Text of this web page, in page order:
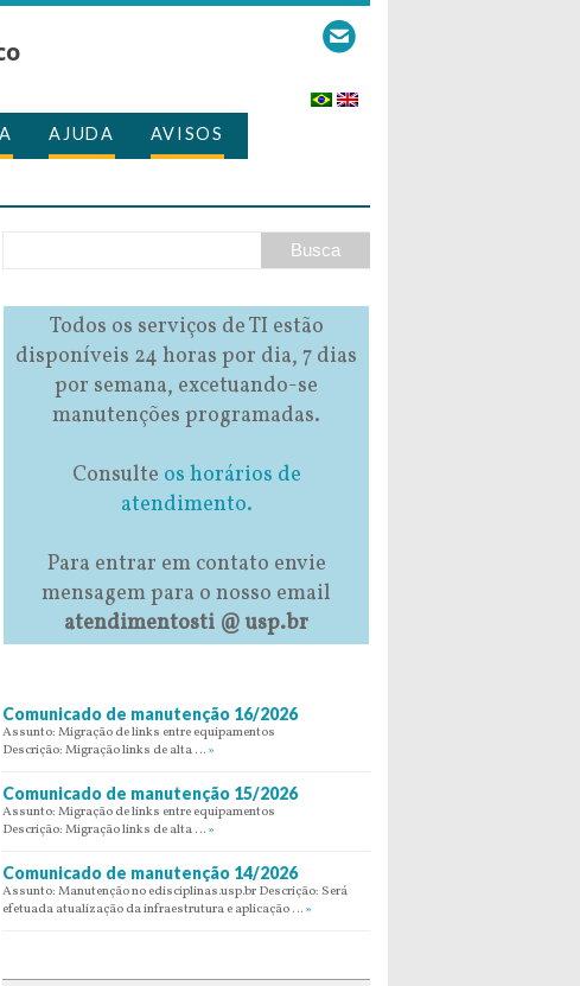
AJUDA AVISOS
Todos os serviços de TI estão
disponíveis 24 horas por dia, 7 dias
por semana, excetuando-se
manutenções programadas.
Consulte os horários de
atendimento.
Para entrar em contato envie
mensagem para o nosso email
atendimentosti @ usp.br
Comunicado de manutenção 16/2026
Assunto: Migração de links entre equipamentos
Descrição: Migração links de alta … »
Comunicado de manutenção 15/2026
Assunto: Migração de links entre equipamentos
Descrição: Migração links de alta … »
Comunicado de manutenção 14/2026
Assunto: Manutenção no edisciplinas.usp.br Descrição: Será
efetuada atualização da infraestrutura e aplicação … »